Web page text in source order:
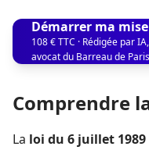
Démarrer ma
108 € TTC · Rédigée par
avocat du Barreau de
Comprendre
La loi du 6 juillet 1989